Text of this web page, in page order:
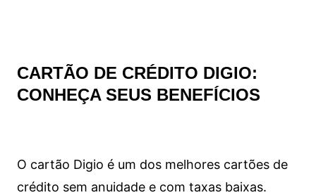
CARTÃO DE CRÉDITO DIGIO:
CONHEÇA SEUS BENEFÍCIOS
O cartão Digio é um dos melhores cartões de
crédito sem anuidade e com taxas baixas.